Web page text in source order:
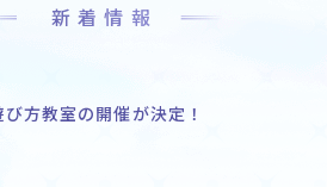
新着情報
方教室の開催が決定！